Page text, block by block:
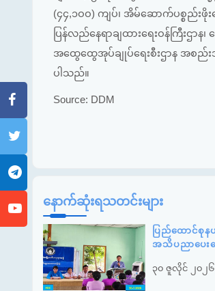
(၄၄,၁ဝဝ) ကျပ်၊ အိမ်ဆောက်ပစ္စည်း
ပြန်လည်နေရာချထားရေးဝန်ကြီးဌာန
အထွေထွေအုပ်ချုပ်ရေးစီးဌာန အစည်
ပါသည်။
Source: DDM
နောက်ဆုံးရသတင်းများ
ပြည်ထောင်စုန
အသိပညာပေး
၃၀ ဇူလိုင် ၂၀၂၆